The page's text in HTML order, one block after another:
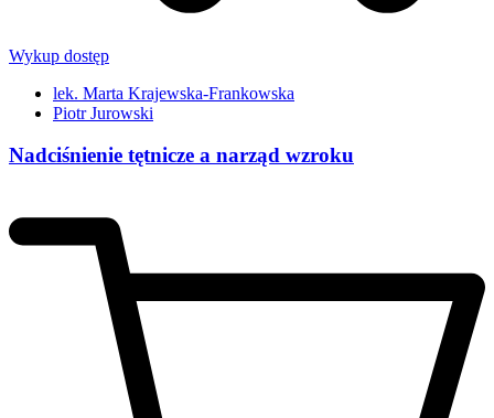
Wykup dostęp
lek. Marta Krajewska-Frankowska
Piotr Jurowski
Nadciśnienie tętnicze a narząd wzroku